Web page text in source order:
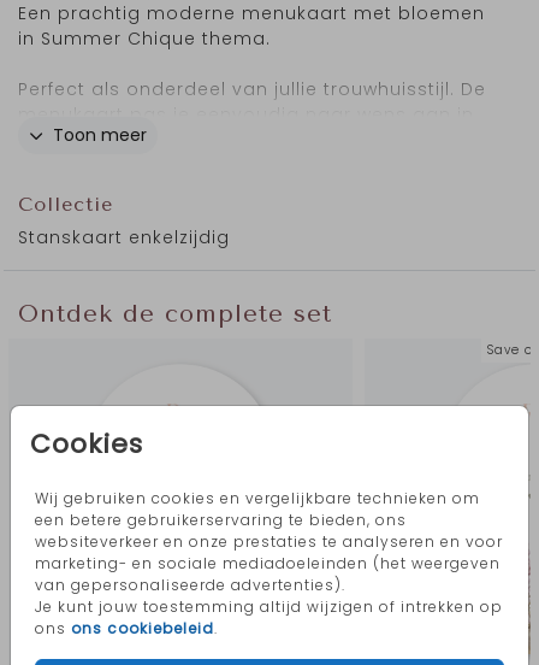
Cookies
Wij gebruiken cookies en vergelijkbare technieken om
een betere gebruikerservaring te bieden, ons
websiteverkeer en onze prestaties te analyseren en voor
marketing- en sociale mediadoeleinden (het weergeven
van gepersonaliseerde advertenties).
Je kunt jouw toestemming altijd wijzigen of intrekken op
ons ons cookiebeleid.
Een prachtig moderne menukaart met bloemen
in Summer Chique thema.
Perfect als onderdeel van jullie trouwhuisstijl. De
de online editor.
Toon meer
Collectie
Stanskaart enkelzijdig
Ontdek de complete set
Save